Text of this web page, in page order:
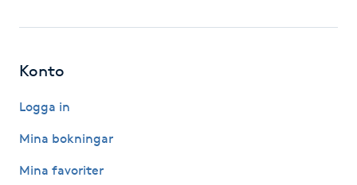
K18
Katun fransar
Konto
Logga in
Mina bokningar
Mina favoriter